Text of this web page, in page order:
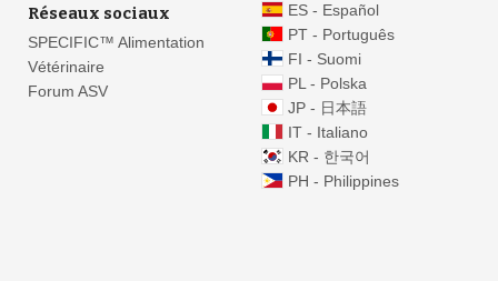
Réseaux sociaux
SPECIFIC™ Alimentation
Vétérinaire
Forum ASV
ES - Español
PT - Português
FI - Suomi
PL - Polska
JP - 日本語
IT - Italiano
KR - 한국어
PH - Philippines